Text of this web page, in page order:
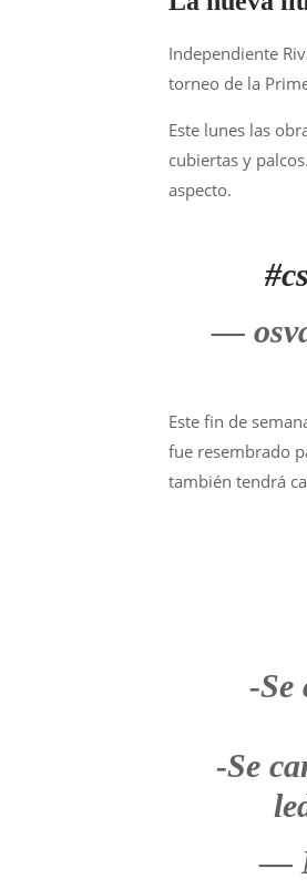
Independiente
torneo de la
Este lunes las
cubiertas y
aspecto.
—
Este fin de
fue resembrado
también tendrá
-Se
-Se
—